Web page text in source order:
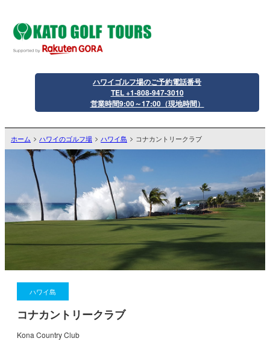
ハワイゴルフ場のご予約電話番号
TEL +1-808-947-3010
営業時間9:00～17:00（現地時間）
ホーム ハワイのゴルフ場 ハワイ島 コナカントリークラブ
ハワイ島
コナカントリークラブ
Kona Country Club